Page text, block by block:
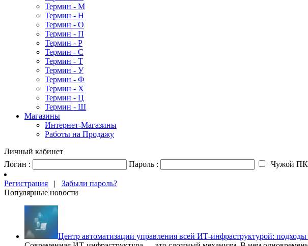
Термин - М
Термин - Н
Термин - О
Термин - П
Термин - Р
Термин - С
Термин - Т
Термин - У
Термин - Ф
Термин - Х
Термин - Ц
Термин - Ш
Магазины
Интернет-Магазины
Работы на Продажу
Личный кабинет
Логин :
Пароль : Чужой ПК
Регистрация | Забыли пароль?
Популярные новости
Центр автоматизации управления всей ИТ-инфраструктурой: подходы